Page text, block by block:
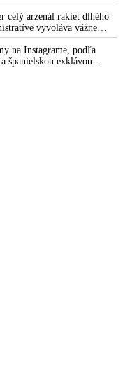
celý arzenál rakiet dlhého
vyvoláva vážne
prípade vypuknutia
na Instagrame, podľa
španielskou exklávou